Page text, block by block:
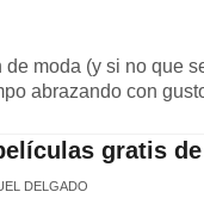
moda (y si no que
abrazando con
gratis
DELGADO